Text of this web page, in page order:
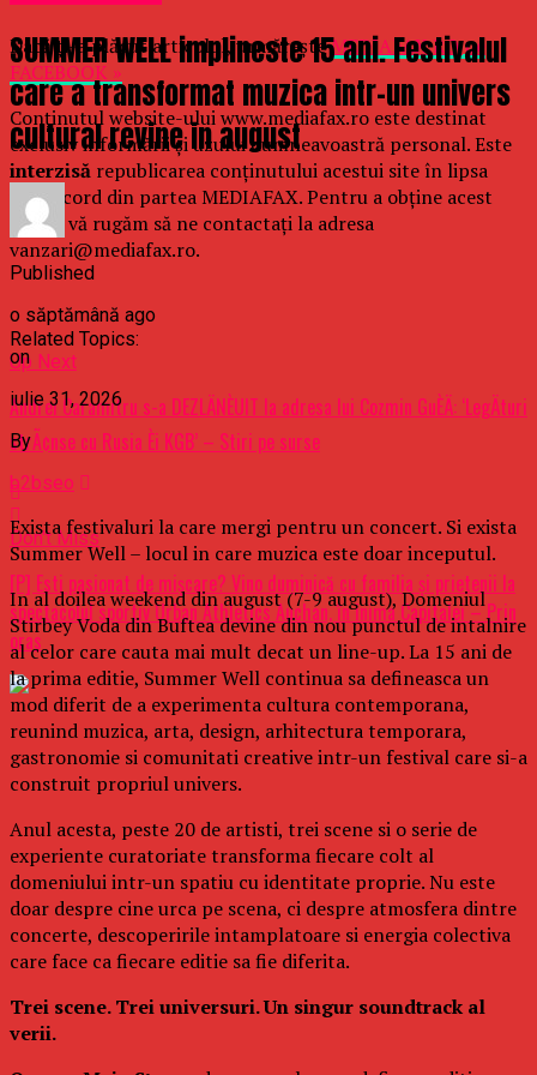
Dacă ţi-a plăcut articolul, urmăreşteMEDIAFAX.RO pe
FACEBOOK »
Conținutul website-ului www.mediafax.ro este destinat
exclusiv informării și uzului dumneavoastră personal. Este
interzisă republicarea conținutului acestui site în lipsa
unui acord din partea MEDIAFAX. Pentru a obține acest
acord, vă rugăm să ne contactați la adresa
vanzari@mediafax.ro.
Related Topics:
Up Next
Andrei Caramitru s-a DEZLÄNÈUIT la adresa lui Cozmin GuÈÄ: ‘LegÄturi
strÃ¢nse cu Rusia Èi KGB’ – Stiri pe surse
Don't Miss
[P] Esti pasionat de mișcare? Vino duminică cu familia și prietenii la
spectacolul sportiv Urban Athletics Auchan, în inima Capitalei – Prin
oras
SUMMER WELL implineste 15 ani. Festivalul
care a transformat muzica intr-un univers
cultural revine in august
Published
o săptămână ago
on
iulie 31, 2026
By
b2bseo
Exista festivaluri la care mergi pentru un concert. Si exista
Summer Well – locul in care muzica este doar inceputul.
In al doilea weekend din august (7-9 august), Domeniul
Stirbey Voda din Buftea devine din nou punctul de intalnire
al celor care cauta mai mult decat un line-up. La 15 ani de
la prima editie, Summer Well continua sa defineasca un
mod diferit de a experimenta cultura contemporana,
reunind muzica, arta, design, arhitectura temporara,
gastronomie si comunitati creative intr-un festival care si-a
construit propriul univers.
Anul acesta, peste 20 de artisti, trei scene si o serie de
experiente curatoriate transforma fiecare colt al
domeniului intr-un spatiu cu identitate proprie. Nu este
doar despre cine urca pe scena, ci despre atmosfera dintre
concerte, descoperirile intamplatoare si energia colectiva
care face ca fiecare editie sa fie diferita.
Trei scene. Trei universuri. Un singur soundtrack al
verii.